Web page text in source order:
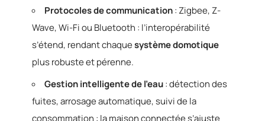
Protocoles de communication: Zigbee, Z-
Wave, Wi-Fi ou Bluetooth : l’interopérabilité
s’étend, rendant chaquesystème domotique
plus robuste et pérenne.
Gestion intelligente de l’eau: détection des
fuites, arrosage automatique, suivi de la
consommation : la maison connectée s’ajuste